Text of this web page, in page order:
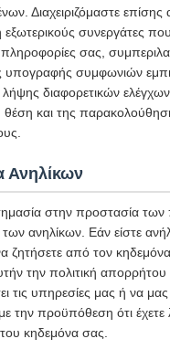
Διαχειριζόμαστε
συνεργάτες που
πληροφορίες σας,
υπογραφής συμφωνιών
λήψης διαφορετικών
θέση και της
Ανηλίκων
στην προστασία
ανηλίκων. Εάν είστε
ζητήσετε από τον
την πολιτική απορρήτου
τις υπηρεσίες μας ή να
την προϋπόθεση ότι έχετε
κηδεμόνα σας.